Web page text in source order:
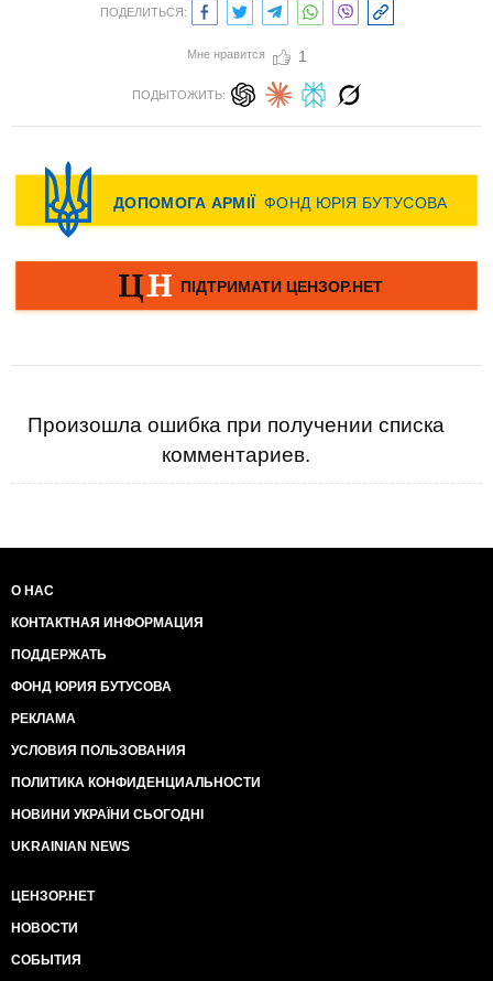
ПОДЕЛИТЬСЯ:
Мне нравится 1
ПОДЫТОЖИТЬ:
Произошла ошибка при получении списка
комментариев.
О НАС
КОНТАКТНАЯ ИНФОРМАЦИЯ
ПОДДЕРЖАТЬ
ФОНД ЮРИЯ БУТУСОВА
РЕКЛАМА
УСЛОВИЯ ПОЛЬЗОВАНИЯ
ПОЛИТИКА КОНФИДЕНЦИАЛЬНОСТИ
НОВИНИ УКРАЇНИ СЬОГОДНІ
UKRAINIAN NEWS
ЦЕНЗОР.НЕТ
НОВОСТИ
СОБЫТИЯ